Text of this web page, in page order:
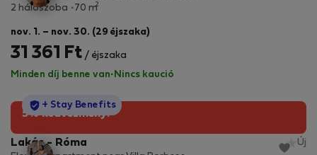
2 hálószoba
70 m2
nov. 1. – nov. 30. (29 éjszaka)
31 361 Ft / éjszaka
Minden díj benne van· Nincs kaució
5% kedvezmény!
StayProtection
+ Stay Benefits
Lakás - Róma
Új